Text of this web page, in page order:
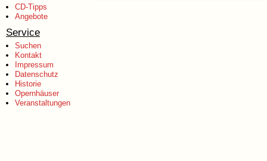
CD-Tipps
Angebote
Service
Suchen
Kontakt
Impressum
Datenschutz
Historie
Opernhäuser
Veranstaltungen